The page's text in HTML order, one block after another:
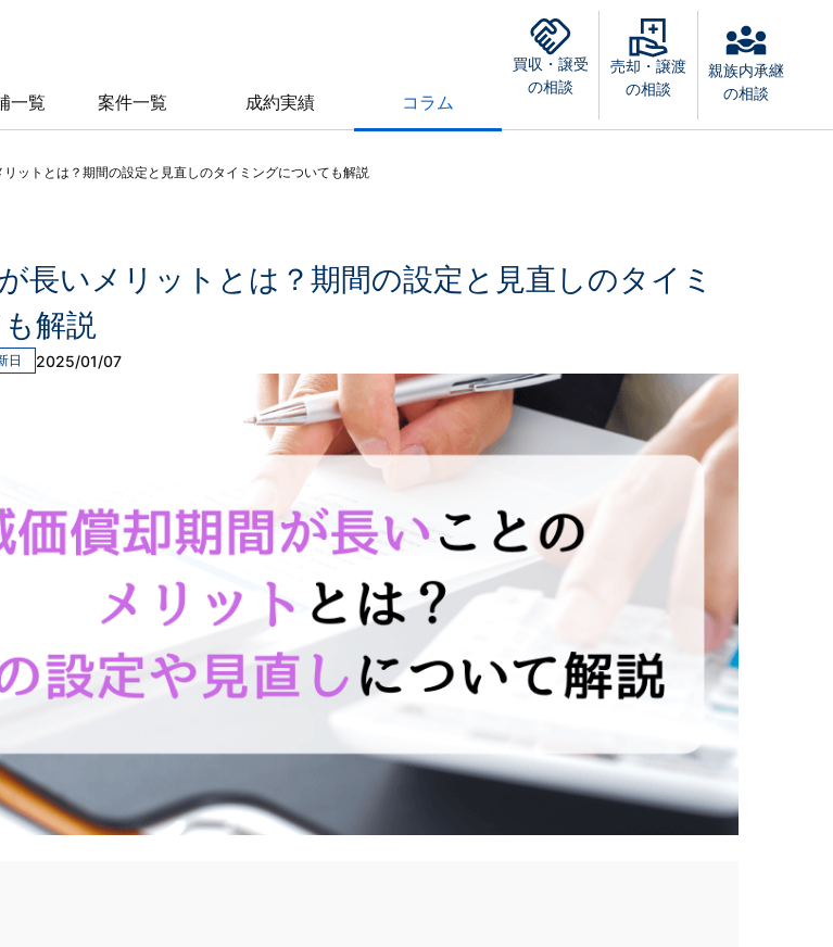
一覧 案件一覧 成約実績 コラム
買収・譲受
の相談
売却・譲渡
の相談
親族内承継
の相談
ットとは？期間の設定と見直しのタイミングについても解説
長いメリットとは？期間の設定と見直しのタイミ
解説
日 2025/01/07